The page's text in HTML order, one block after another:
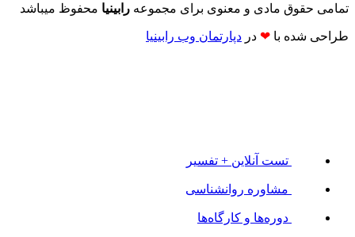
تمامی حقوق مادی و معنوی برای مجموعه رابینیا محفوظ میباشد
طراحی شده با ❤ در دپارتمان وب رابینیا​​
تست آنلاین + تفسیر
مشاوره روانشناسی
دوره‌ها و کارگاه‌ها